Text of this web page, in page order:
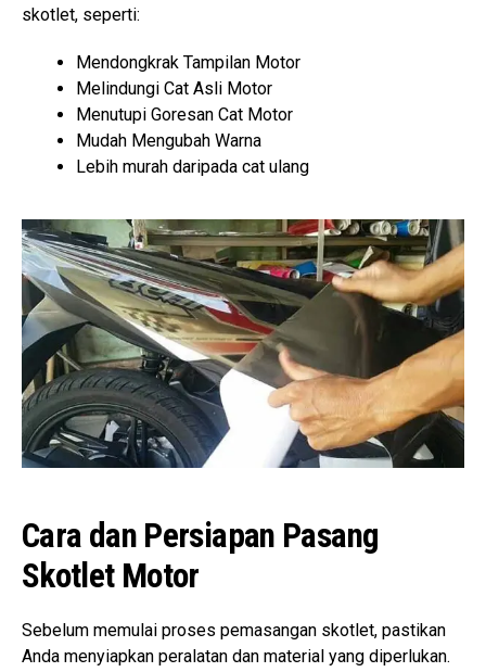
skotlet, seperti:
Mendongkrak Tampilan Motor
Melindungi Cat Asli Motor
Menutupi Goresan Cat Motor
Mudah Mengubah Warna
Lebih murah daripada cat ulang
Cara dan Persiapan Pasang
Skotlet Motor
Sebelum memulai proses pemasangan skotlet, pastikan
Anda menyiapkan peralatan dan material yang diperlukan.